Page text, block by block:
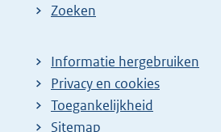
Zoeken
Informatie hergebruiken
Privacy en cookies
Toegankelijkheid
Sitemap